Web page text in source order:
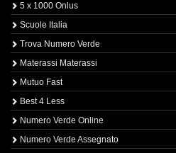
5 x 1000 Onlus
Scuole Italia
Trova Numero Verde
Materassi Materassi
Mutuo Fast
Best 4 Less
Numero Verde Online
Numero Verde Assegnato